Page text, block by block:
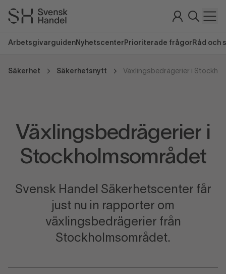
Arbetsgivarguiden Nyhetscenter Prioriterade frågor Råd och
Säkerhet Säkerhetsnytt Växlingsbedrägerier i
Växlingsbedrägerier i
Stockholmsområdet
Svensk Handel Säkerhetscenter får
just nu in rapporter om
växlingsbedrägerier från
Stockholmsområdet.